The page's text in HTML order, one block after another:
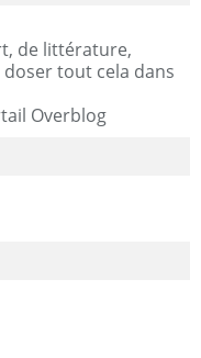
de littérature,
tout cela dans
Overblog